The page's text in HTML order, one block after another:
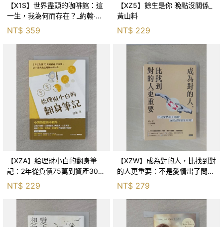
【X1S】世界盡頭的咖啡館：這
一生，我為何而存在？_約翰‧史
崔勒基, Elsa
NT$ 359
【XZ5】餘生是你 晚點沒關係_
黃山料
NT$ 229
【XZA】給理財小白的翻身筆
記：2年從負債75萬到資產300
萬，ETF讓我走在財務自由路上_
鐵蛋
NT$ 229
【XZW】成為對的人，比找到對
的人更重要：不是愛情出了問
題，而是認知需要升級！_Mr. P
NT$ 279